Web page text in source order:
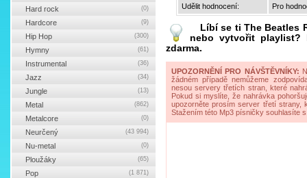
Udělit hodnocení:
Pro
Líbí se tiThe Beatles
nebo vytvořit playlist?
zdarma.
UPOZORNĚNÍ PRO NÁVŠTĚVNÍKY:
žádném případě nemůžeme
nesou servery třetích stran, které
Pokud si myslíte, že nahrávka
upozorněte prosím server třetí strany,
Stažením této Mp3 písničky souhlasíte
Hard rock (0)
Hardcore (9)
Hip Hop (300)
Hymny (61)
Instrumental (36)
Jazz (34)
Jungle (13)
Metal (862)
Metalcore (0)
Neurčený (43 994)
Nu-metal (0)
Ploužáky (65)
Pop (1 871)